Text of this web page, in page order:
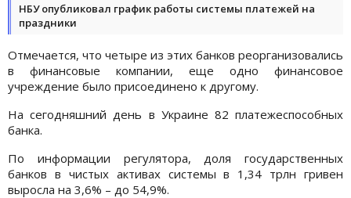
НБУ опубликовал график работы системы платежей на
праздники
Отмечается, что четыре из этих банков реорганизовались
в финансовые компании, еще одно финансовое
учреждение было присоединено к другому.
На сегодняшний день в Украине 82 платежеспособных
банка.
По информации регулятора, доля государственных
банков в чистых активах системы в 1,34 трлн гривен
выросла на 3,6% – до 54,9%.